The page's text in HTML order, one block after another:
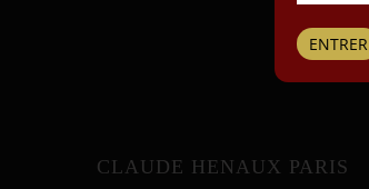
CLAUDE HENAUX PARIS
ENTRER